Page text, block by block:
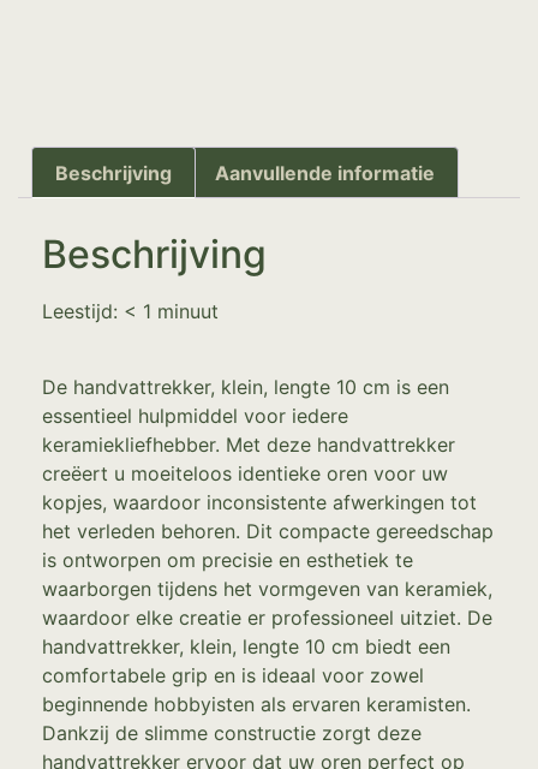
Beschrijving Aanvullende informatie
Beschrijving
Leestijd: < 1 minuut
De handvattrekker, klein, lengte 10 cm is een
essentieel hulpmiddel voor iedere
keramiekliefhebber. Met deze handvattrekker
creëert u moeiteloos identieke oren voor uw
kopjes, waardoor inconsistente afwerkingen tot
het verleden behoren. Dit compacte gereedschap
is ontworpen om precisie en esthetiek te
waarborgen tijdens het vormgeven van keramiek,
waardoor elke creatie er professioneel uitziet. De
handvattrekker, klein, lengte 10 cm biedt een
comfortabele grip en is ideaal voor zowel
beginnende hobbyisten als ervaren keramisten.
Dankzij de slimme constructie zorgt deze
handvattrekker ervoor dat uw oren perfect op